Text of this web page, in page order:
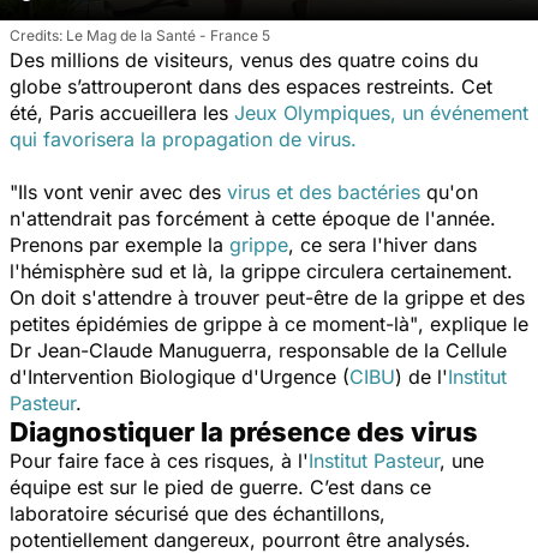
Le Mag de la Santé - France 5
Des millions de visiteurs, venus des quatre coins du
globe s’attrouperont dans des espaces restreints. Cet
été, Paris accueillera les Jeux Olympiques, un événement
qui favorisera la propagation de virus.
"Ils vont venir avec des virus et des bactéries qu'on
n'attendrait pas forcément à cette époque de l'année.
Prenons par exemple la grippe, ce sera l'hiver dans
l'hémisphère sud et là, la grippe circulera certainement.
On doit s'attendre à trouver peut-être de la grippe et des
petites épidémies de grippe à ce moment-là", explique le
Dr Jean-Claude Manuguerra, responsable de la Cellule
d'Intervention Biologique d'Urgence (CIBU) de l'Institut
Pasteur.
Diagnostiquer la présence des virus
Pour faire face à ces risques, à l'Institut Pasteur, une
équipe est sur le pied de guerre. C’est dans ce
laboratoire sécurisé que des échantillons,
potentiellement dangereux, pourront être analysés.